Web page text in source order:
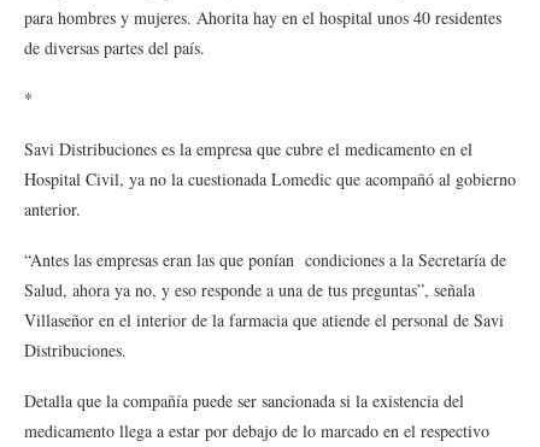
para hombres y mujeres. Ahorita hay en el hospital unos 40 residentes
de diversas partes del país.
*
Savi Distribuciones es la empresa que cubre el medicamento en el
Hospital Civil, ya no la cuestionada Lomedic que acompañó al gobierno
anterior.
“Antes las empresas eran las que ponían condiciones a la Secretaría de
Salud, ahora ya no, y eso responde a una de tus preguntas”, señala
Villaseñor en el interior de la farmacia que atiende el personal de Savi
Distribuciones.
Detalla que la compañía puede ser sancionada si la existencia del
medicamento llega a estar por debajo de lo marcado en el respectivo